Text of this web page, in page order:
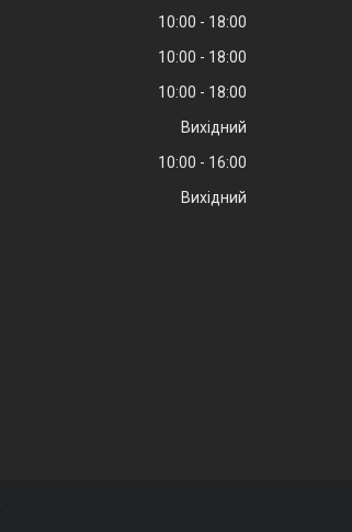
10:00
18:00
10:00
18:00
10:00
18:00
Вихідний
10:00
16:00
Вихідний